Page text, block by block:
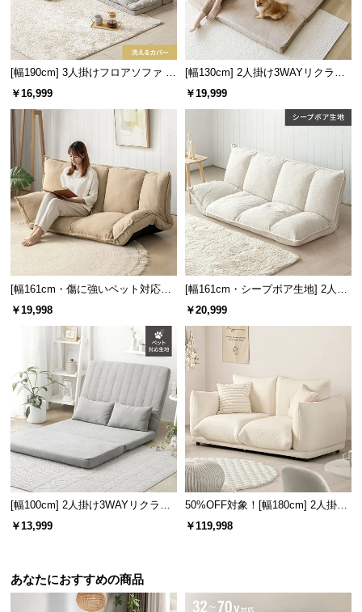
スマートで便利な座椅子
座椅子時の座面幅は約58㎝
。ゆとりある座り心地
と、小回りのきく使い勝手のよさを兼ね備えていま
す。
[幅190cm] 3人掛けフロアソファ プ
レミアムタイプ
￥16,999
[幅130cm] 2人掛け3WAYリクライ
ニングソファ
￥19,999
[幅161cm・傷に強いペット対応生
地も] 2人掛けフロアソファ 座椅子
タイプ リクライニング
￥19,998
[幅161cm・シープボア生地] 2人掛
けフロアソファ 座椅子タイプ リク
ライニング
￥20,999
[幅100cm] 2人掛け3WAYリクライ
ニングソファ コンパクトタイプ
￥13,999
50%OFF対象！[幅180cm] 2人掛け
ソファ
￥119,998
あなたにおすすめの商品